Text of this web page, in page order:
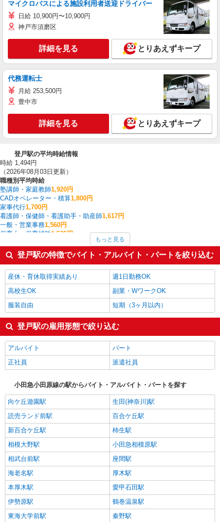
マイクロバスによる施設利用者送迎ドライバー
日給 10,900円〜10,900円
神戸市須磨区
詳細を見る とりあえずキープ
代務運転士
月給 253,500円
豊中市
詳細を見る とりあえずキープ
登戸駅の平均時給情報
時給 1,494円
（2026年08月03日更新）
職種別平均時給
塾講師・家庭教師1,920円
CADオペレーター・積算1,800円
家事代行1,700円
看護師・保健師・看護助手・助産師1,617円
一般・営業事務1,560円
保育士・保育補助1,535円
その他介護・福祉1,525円
その他飲食・フード 1,500円
イベント・キャンペーン1,500円
登戸駅の他の職種の平均時給を見る
もっと見る
登戸駅の特徴でバイト・アルバイト・パートを絞り込む
産休・育休取得実績あり
週1日勤務OK
高校生OK
副業・WワークOK
服装自由
短期（3ヶ月以内）
登戸駅の雇用形態で絞り込む
アルバイト
パート
正社員
派遣社員
小田急小田原線の駅からバイト・アルバイト・パートを探す
向ケ丘遊園駅
生田(神奈川)駅
読売ランド前駅
百合ケ丘駅
新百合ケ丘駅
柿生駅
相模大野駅
小田急相模原駅
相武台前駅
座間駅
海老名駅
厚木駅
本厚木駅
愛甲石田駅
伊勢原駅
鶴巻温泉駅
東海大学前駅
秦野駅